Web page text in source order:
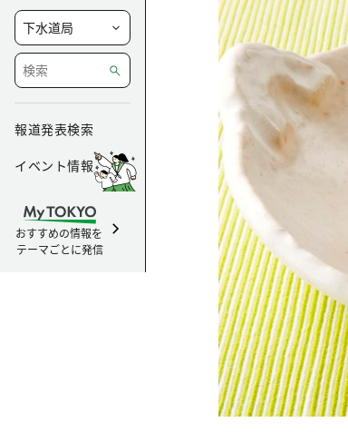
報道発表検索
イベント情報
おすすめの情報を
テーマごとに発信